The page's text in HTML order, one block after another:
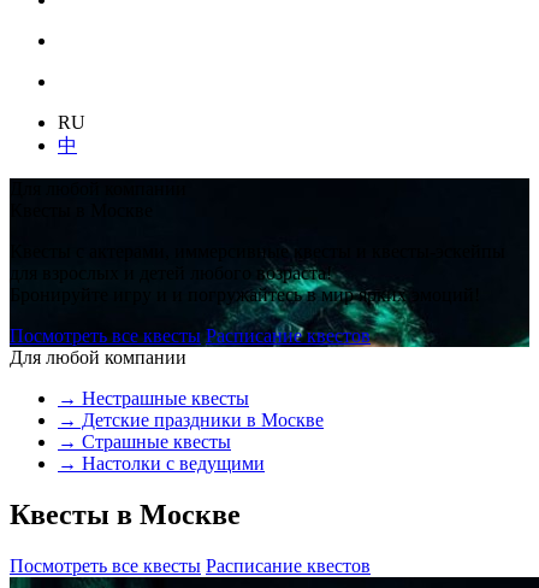
RU
中
Квесты с актерами, иммерсивные квесты и квесты-эскейпы
для взрослых и детей любого возраста!
Бронируйте игру и и погружайтесь в мир ярких эмоций!
Посмотреть все квесты Расписание квестов
Для любой компании
→ Нестрашные квесты
→ Детские праздники в Москве
→ Страшные квесты
→ Настолки с ведущими
Квесты в Москве
Посмотреть все квесты Расписание квестов